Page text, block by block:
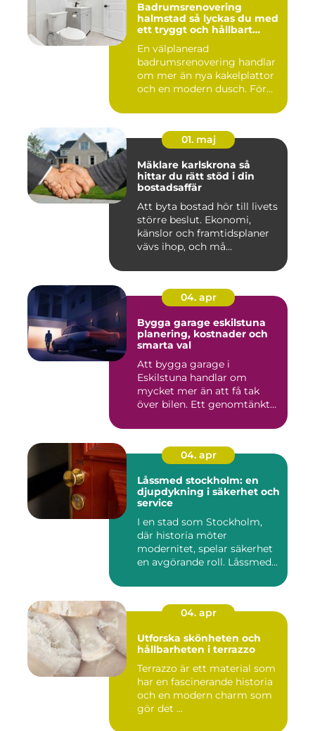
Badrumsrenovering
halmstad så lyckas du med
ett tryggt och hållbart
En välplanerad
badrumsrenovering handlar
om mer än nya kakelplattor
och en modern dusch. För
01. maj
Mäklare karlskrona så
hittar du rätt stöd i din
bostadsaffär
Att byta bostad hör till livets
större beslut. Ekonomi,
känslor och framtidsplaner
vävs ihop, och må...
04. apr
Bygga garage eskilstuna
planering, kostnader och
smarta val
Att bygga garage i
Eskilstuna handlar om
mycket mer än att få tak
över bilen. Ett genomtänkt
04. apr
Låssmed stockholm: en
djupdykning i säkerhet och
service
I en stad som Stockholm,
där historia möter
modernitet, spelar säkerhet
en avgörande roll. Låssmed
04. apr
Utforska skönheten och
hållbarheten i terrazzo
Terrazzo är ett material som
har en fascinerande historia
och en modern charm som
gör det ...